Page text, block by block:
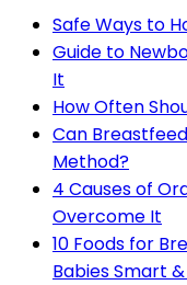
Safe Ways to
Guide to
It
How Often
Can
Method?
4 Causes of
Overcome It
10 Foods for
Babies Smart